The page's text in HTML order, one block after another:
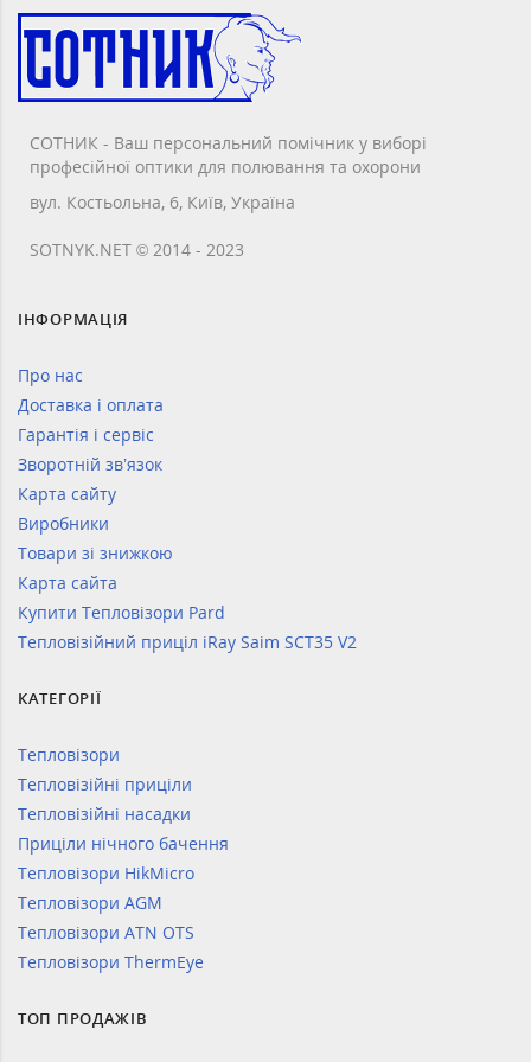
СОТНИК - Ваш персональний помічник у виборі
професійної оптики для полювання та охорони
вул. Костьольна, 6, Київ, Україна
SOTNYK.NET © 2014 - 2023
ІНФОРМАЦІЯ
Про нас
Доставка і оплата
Гарантія і сервіс
Зворотній зв’язок
Карта сайту
Виробники
Товари зі знижкою
Карта сайта
Купити Тепловізори Pard
Тепловізійний приціл iRay Saim SCT35 V2
КАТЕГОРІЇ
Тепловізори
Тепловізійні приціли
Тепловізійні насадки
Приціли нічного бачення
Тепловізори HikMicro
Тепловізори AGM
Тепловізори ATN OTS
Тепловізори ThermEye
ТОП ПРОДАЖІВ